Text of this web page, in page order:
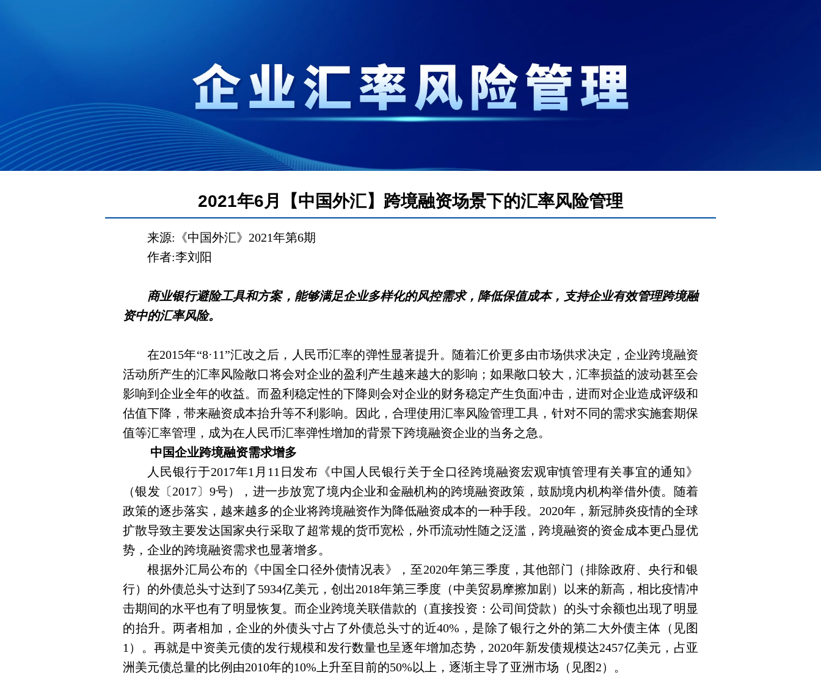
2021年6月【中国外汇】跨境融资场景下的汇率风险管理
来源:《中国外汇》 2021年第6期
作者:李刘阳
商业银行避险工具和方案，能够满足企业多样化的风控需求，降低保值成本，支持企业有效管理跨境融
资中的汇率风险。
在2015年“8·11”汇改之后，人民币汇率的弹性显著提升。随着汇价更多由市场供求决定，企业跨境融资
活动所产生的汇率风险敞口将会对企业的盈利产生越来越大的影响；如果敞口较大，汇率损益的波动甚至会
影响到企业全年的收益。而盈利稳定性的下降则会对企业的财务稳定产生负面冲击，进而对企业造成评级和
估值下降，带来融资成本抬升等不利影响。因此，合理使用汇率风险管理工具，针对不同的需求实施套期保
值等汇率管理，成为在人民币汇率弹性增加的背景下跨境融资企业的当务之急。
中国企业跨境融资需求增多
人民银行于2017年1 月 11 日发布《中国人民银行关于全口径跨境融资宏观审慎管理有关事宜的通知》
（银发〔2017〕 9号），进一步放宽了境内企业和金融机构的跨境融资政策，鼓励境内机构举借外债。随着
政策的逐步落实，越来越多的企业将跨境融资作为降低融资成本的一种手段。 2020年，新冠肺炎疫情的全球
扩散导致主要发达国家央行采取了超常规的货币宽松，外币流动性随之泛滥，跨境融资的资金成本更凸显优
势，企业的跨境融资需求也显著增多。
根据外汇局公布的《中国全口径外债情况表》，至2020年第三季度，其他部门（排除政府、央行和银
行）的外债总头寸达到了 5934亿美元，创出2018年第三季度（中美贸易摩擦加剧）以来的新高，相比疫情冲
击期间的水平也有了明显恢复。而企业跨境关联借款的（直接投资：公司间贷款）的头寸余额也出现了明显
的抬升。两者相加，企业的外债头寸占了外债总头寸的近40% ，是除了银行之外的第二大外债主体（见图
1 ）。再就是中资美元债的发行规模和发行数量也呈逐年增加态势， 2020年新发债规模达2457亿美元，占亚
洲美元债总量的比例由2010年的10% 上升至目前的50%以上，逐渐主导了亚洲市场（见图2）。